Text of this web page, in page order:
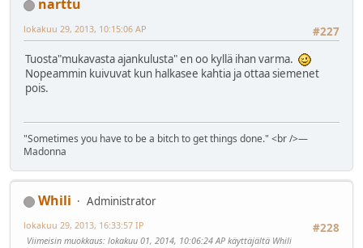
narttu
#227
lokakuu 29, 2013, 10:15:06 AP
Tuosta"mukavasta ajankulusta" en oo kyllä ihan varma.
Nopeammin kuivuvat kun halkasee kahtia ja ottaa siemenet
pois.
"Sometimes you have to be a bitch to get things done." <br />―
Madonna
Whili
Administrator
#228
lokakuu 29, 2013, 16:33:57 IP
Viimeisin muokkaus: lokakuu 01, 2014, 10:06:24 AP käyttäjältä Whili